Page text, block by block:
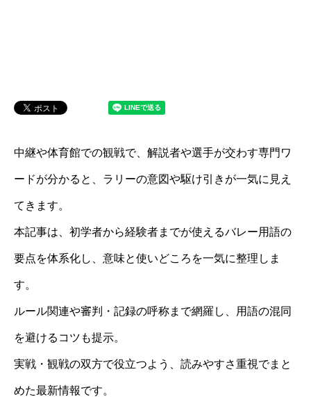
中継や体育館での観戦で、解説者や選手が交わす専門ワ
ードが分かると、ラリーの意図や駆け引きが一気に見え
てきます。
本記事は、初学者から経験者までが使えるバレー用語の
要点を体系化し、意味と使いどころを一気に整理しま
す。
ルール関連や審判・記録の呼称まで網羅し、用語の混同
を避けるコツも提示。
実戦・観戦の双方で役立つよう、読みやすさ重視でまと
めた最新情報です。